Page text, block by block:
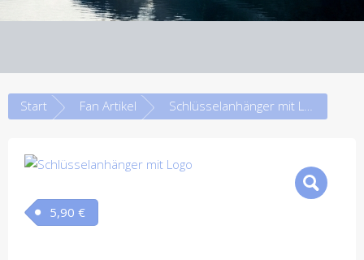
Start Fan Artikel Schlüsselanhänger mit Logo
5,90 €